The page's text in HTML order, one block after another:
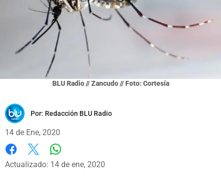
BLU Radio // Zancudo // Foto: Cortesía
Por: Redacción BLU Radio
14 de Ene, 2020
Facebook
X
Actualizado: 14 de ene, 2020